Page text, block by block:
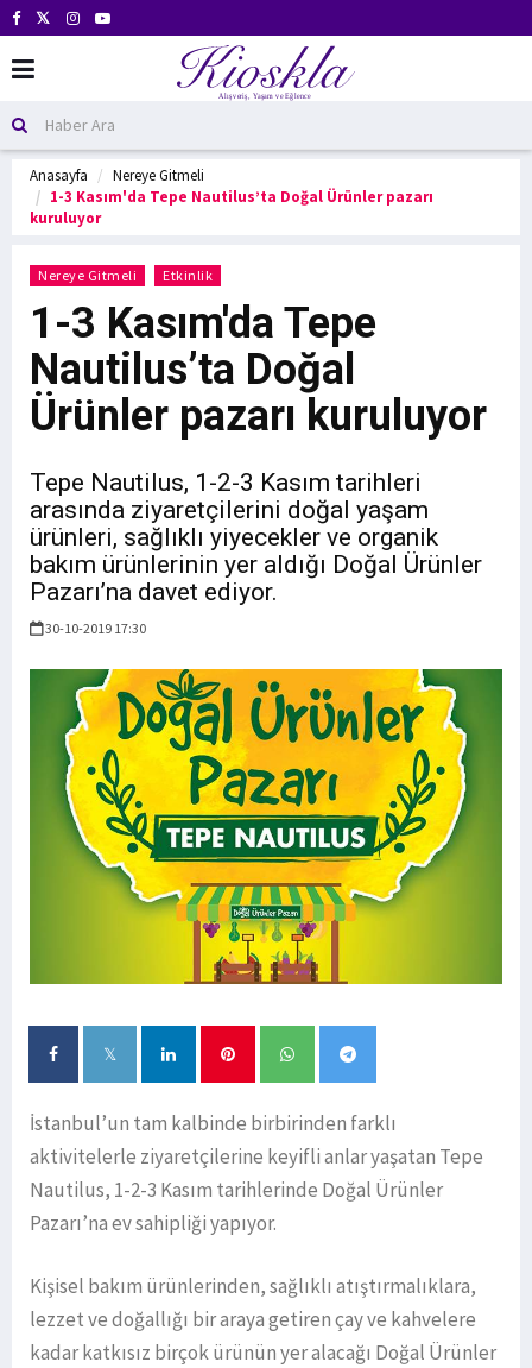
Anasayfa
Nereye Gitmeli
1-3 Kasım'da Tepe Nautilus’ta Doğal Ürünler pazarı
kuruluyor
Nereye Gitmeli Etkinlik
1-3 Kasım'da Tepe
Nautilus’ta Doğal
Ürünler pazarı kuruluyor
Tepe Nautilus, 1-2-3 Kasım tarihleri
arasında ziyaretçilerini doğal yaşam
ürünleri, sağlıklı yiyecekler ve organik
bakım ürünlerinin yer aldığı Doğal Ürünler
Pazarı’na davet ediyor.
30-10-2019 17:30
İstanbul’un tam kalbinde birbirinden farklı
aktivitelerle ziyaretçilerine keyifli anlar yaşatan Tepe
Nautilus, 1-2-3 Kasım tarihlerinde Doğal Ürünler
Pazarı’na ev sahipliği yapıyor.
Kişisel bakım ürünlerinden, sağlıklı atıştırmalıklara,
lezzet ve doğallığı bir araya getiren çay ve kahvelere
kadar katkısız birçok ürünün yer alacağı Doğal Ürünler